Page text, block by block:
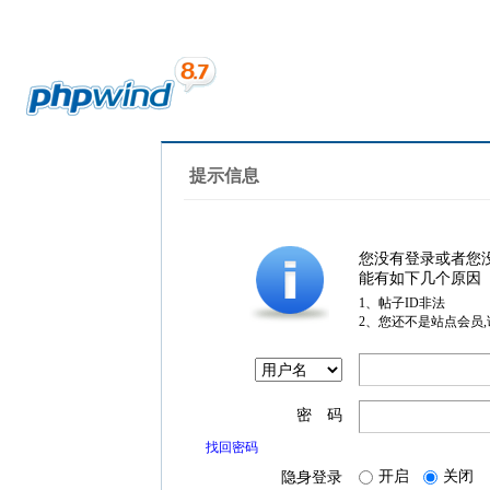
提示信息
您没有登录或者您
能有如下几个原因
1、帖子ID非法
2、您还不是站点会员
密 码
找回密码
隐身登录 开启 关闭